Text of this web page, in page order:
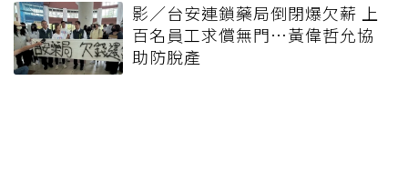
影／台安連鎖藥局倒閉爆欠薪 上
百名員工求償無門…黃偉哲允協
助防脫產